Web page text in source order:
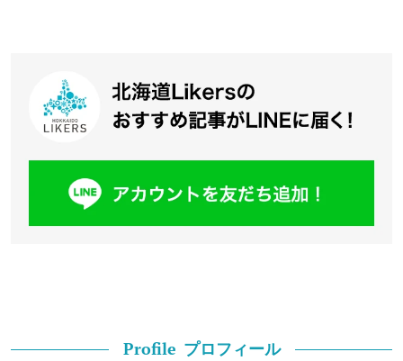
Profile プロフィール